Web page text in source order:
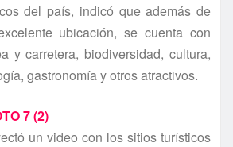
del paí­s, indicó que además de
ubicación, se cuenta con
y carretera, biodiversidad, cultura,
gastronomí­a y otros atractivos.
un video con los sitios turí­sticos